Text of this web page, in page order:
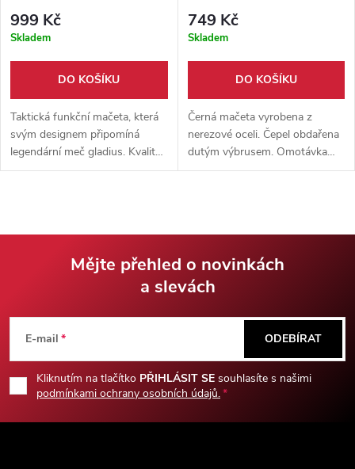
999 Kč
Skladem
DO KOŠÍKU
Taktická funkční mačeta, která
svým designem připomíná
legendární meč gladius. Kvalitní
zpracování, hrot na rozbíjení
749 Kč
Skladem
DO KOŠÍKU
Černá mačeta vyrobena z
nerezové oceli. Čepel obdařena
dutým výbrusem. Omotávka
rukojeti jako u samurajského
p
a
Mějte přehled o novinkách
a slevách
E-mail
Kliknutím na tlačítko PŘIHLÁSIT SE souhlasíte s našimi
podmínkami ochrany osobních údajů.
ODEBÍRAT